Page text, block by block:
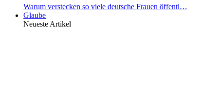
Warum verstecken so viele deutsche Frauen öffentl…
Glaube
Neueste Artikel